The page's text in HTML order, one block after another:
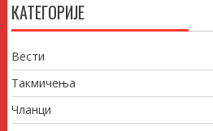
КАТЕГОРИЈЕ
Вести
Такмичења
Чланци